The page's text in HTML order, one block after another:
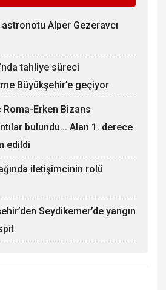
astronotu Alper Gezeravcı
tahliye süreci
Büyükşehir’e geçiyor
Roma-Erken Bizans
bulundu... Alan 1. derece
edildi
iletişimcinin rolü
Seydikemer’de yangın